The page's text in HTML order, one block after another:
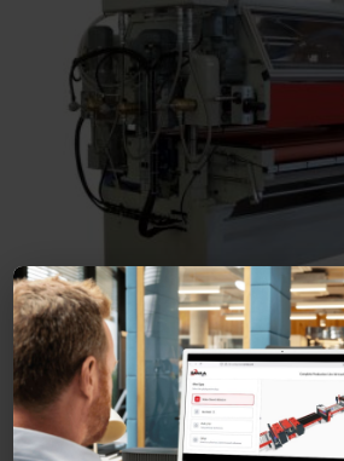
Encolleuse HGS
HGS-RC - Encolleuse à rouleaux pour colle
adaptée pour encoller des matériaux décoratifs